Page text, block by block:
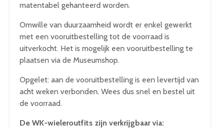
matentabel gehanteerd worden.
Omwille van duurzaamheid wordt er enkel gewerkt
met een vooruitbestelling tot de voorraad is
uitverkocht. Het is mogelijk een vooruitbestelling te
plaatsen via de Museumshop.
Opgelet: aan de vooruitbestelling is een levertijd van
acht weken verbonden. Wees dus snel en bestel uit
de voorraad.
De WK-wieleroutfits zijn verkrijgbaar via: